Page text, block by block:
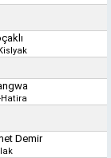
Hatira
Demir